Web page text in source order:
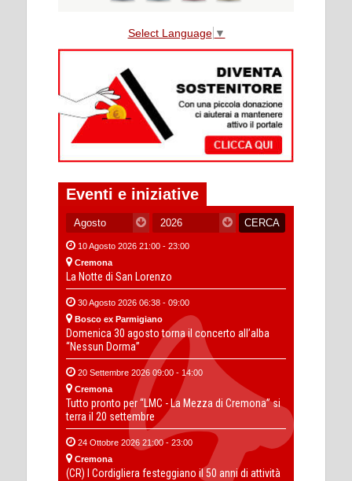
Select Language ▼
Eventi e iniziative
10 Agosto 2026 21:00 - 23:00
Cremona
La Notte di San Lorenzo
30 Agosto 2026 06:38 - 09:00
Bosco ex Parmigiano
Domenica 30 agosto torna il concerto all’alba
“Nessun Dorma”
20 Settembre 2026 09:00 - 14:00
Cremona
Tutto pronto per “LMC - La Mezza di Cremona” si
terra il 20 settembre
24 Ottobre 2026 21:00 - 23:00
Cremona
(CR) I Cordigliera festeggiano il 50 anni di attività